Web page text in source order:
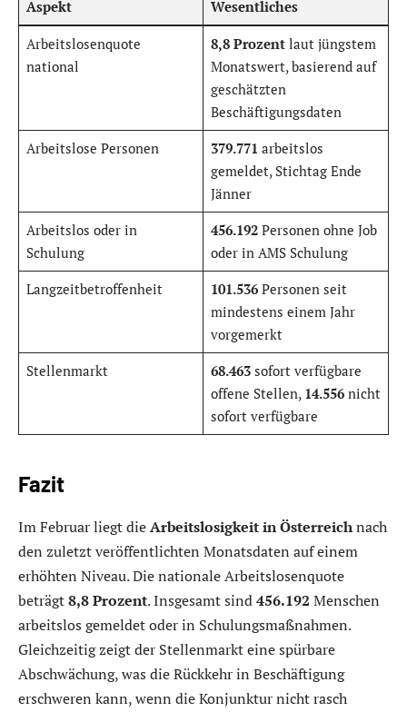
Aspekt Wesentliches
Arbeitslosenquote
national
8,8 Prozentlaut jüngstem
Monatswert, basierend auf
geschätzten
Beschäftigungsdaten
Arbeitslose Personen
379.771 arbeitslos
gemeldet, Stichtag Ende
Jänner
Arbeitslos oder in
Schulung
456.192Personen ohne Job
oder in AMS Schulung
Langzeitbetroffenheit
101.536Personen seit
mindestens einem Jahr
vorgemerkt
Stellenmarkt
68.463sofort verfügbare
offene Stellen, 14.556nicht
sofort verfügbare
Fazit
Im Februar liegt dieArbeitslosigkeit in Österreichnach
den zuletzt veröffentlichten Monatsdaten auf einem
erhöhten Niveau. Die nationale Arbeitslosenquote
beträgt8,8 Prozent. Insgesamt sind456.192 Menschen
arbeitslos gemeldet oder in Schulungsmaßnahmen.
Gleichzeitig zeigt der Stellenmarkt eine spürbare
Abschwächung, was die Rückkehr in Beschäftigung
erschweren kann, wenn die Konjunktur nicht rasch